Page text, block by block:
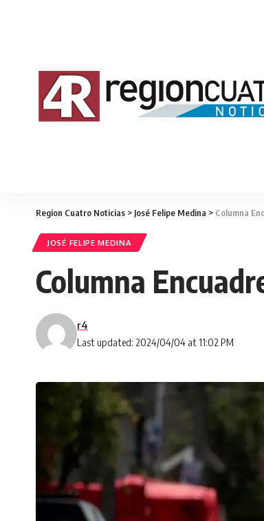
Region Cuatro Noticias > José Felipe Medina > Columna
JOSÉ FELIPE MEDINA
Columna
Last updated: 2024/04/04 at 11:02 PM
r4